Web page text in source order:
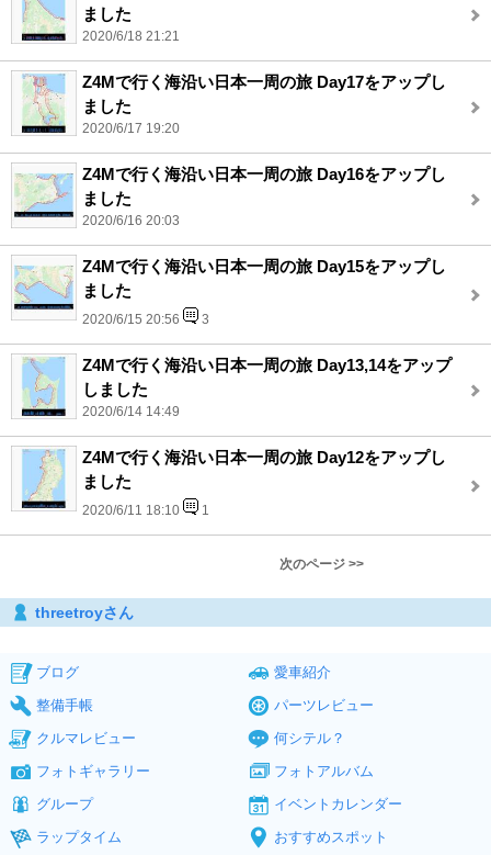
ました
2020/6/18 21:21
Z4Mで行く海沿い日本一周の旅 Day17をアップし
ました
2020/6/17 19:20
Z4Mで行く海沿い日本一周の旅 Day16をアップし
ました
2020/6/16 20:03
Z4Mで行く海沿い日本一周の旅 Day15をアップし
ました
2020/6/15 20:56 3
Z4Mで行く海沿い日本一周の旅 Day13,14をアップ
しました
2020/6/14 14:49
Z4Mで行く海沿い日本一周の旅 Day12をアップし
ました
2020/6/11 18:10 1
次のページ >>
threetroyさん
ブログ
愛車紹介
整備手帳
パーツレビュー
クルマレビュー
何シテル？
フォトギャラリー
フォトアルバム
グループ
イベントカレンダー
ラップタイム
おすすめスポット